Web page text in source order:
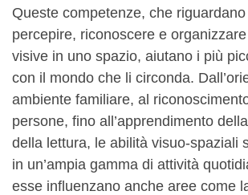
Queste competenze, che
percepire, riconoscere e
visive in uno spazio, aiutano i più
con il mondo che li circonda.
ambiente familiare, al
persone, fino all’apprendimento
della lettura, le abilità visuo-spaziali
in un’ampia gamma di attività
esse influenzano anche aree come